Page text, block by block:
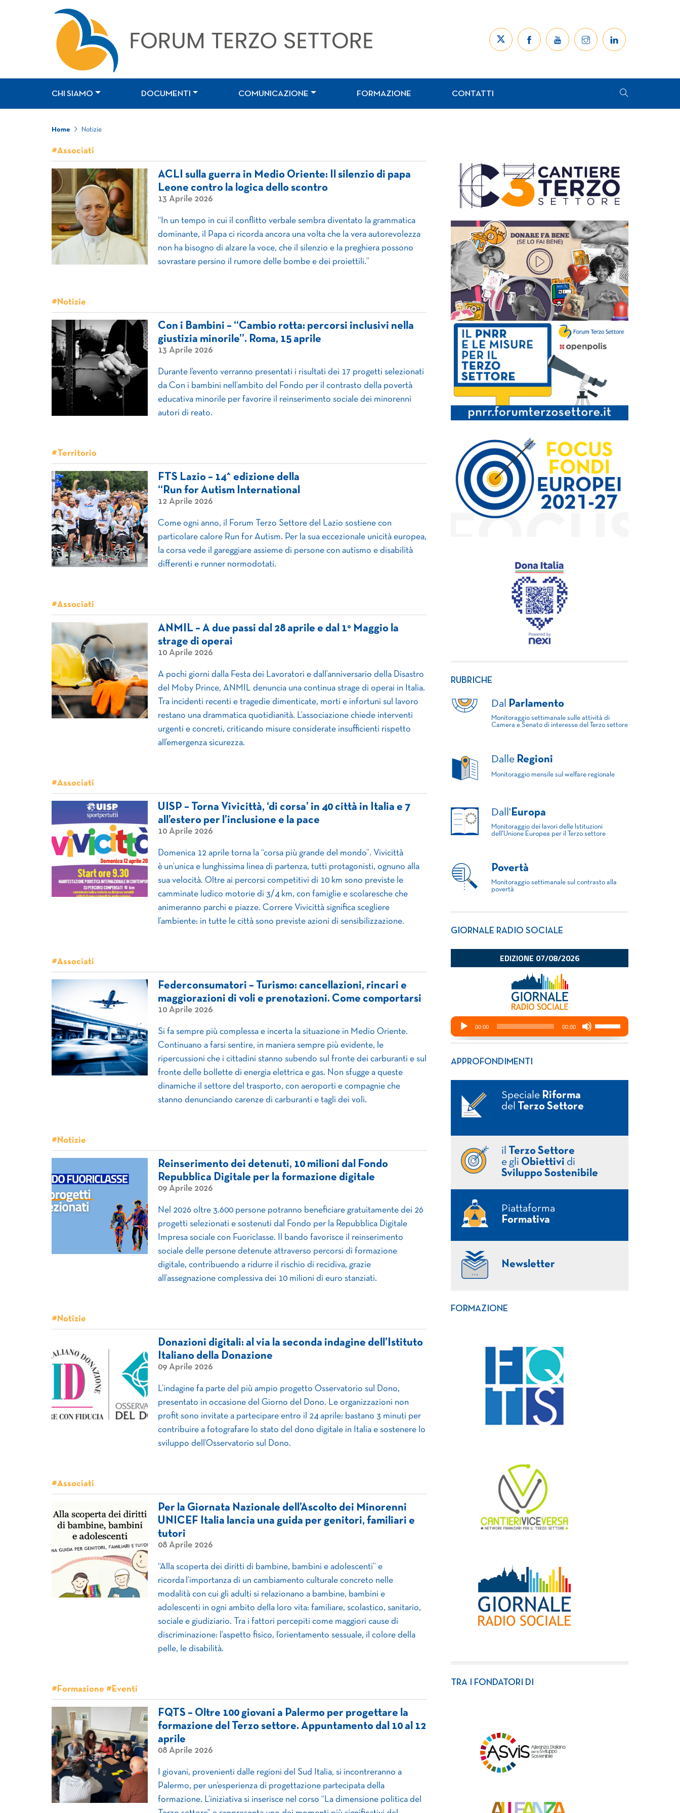
CHI SIAMO DOCUMENTI COMUNICAZIONE FORMAZIONE CONTATTI
Home Notizie
#Associati
ACLI sulla guerra in Medio Oriente: Il silenzio di papa
Leone contro la logica dello scontro
13 Aprile 2026
“In un tempo in cui il conflitto verbale sembra diventato la grammatica
dominante, il Papa ci ricorda ancora una volta che la vera autorevolezza
non ha bisogno di alzare la voce, che il silenzio e la preghiera possono
sovrastare persino il rumore delle bombe e dei proiettili.”
#Notizie
Con i Bambini – “Cambio rotta: percorsi inclusivi nella
giustizia minorile”. Roma, 15 aprile
13 Aprile 2026
Durante l’evento verranno presentati i risultati dei 17 progetti selezionati
da Con i bambini nell’ambito del Fondo per il contrasto della povertà
educativa minorile per favorire il reinserimento sociale dei minorenni
autori di reato.
#Territorio
FTS Lazio – 14^ edizione della
“Run for Autism International
12 Aprile 2026
Come ogni anno, il Forum Terzo Settore del Lazio sostiene con
particolare calore Run for Autism. Per la sua eccezionale unicità europea,
la corsa vede il gareggiare assieme di persone con autismo e disabilità
differenti e runner normodotati.
#Associati
ANMIL – A due passi dal 28 aprile e dal 1° Maggio la
strage di operai
10 Aprile 2026
A pochi giorni dalla Festa dei Lavoratori e dall’anniversario della Disastro
del Moby Prince, ANMIL denuncia una continua strage di operai in Italia.
Tra incidenti recenti e tragedie dimenticate, morti e infortuni sul lavoro
restano una drammatica quotidianità. L’associazione chiede interventi
urgenti e concreti, criticando misure considerate insufficienti rispetto
all’emergenza sicurezza.
#Associati
UISP – Torna Vivicittà, ‘di corsa’ in 40 città in Italia e 7
all’estero per l’inclusione e la pace
10 Aprile 2026
Domenica 12 aprile torna la “corsa più grande del mondo”. Vivicittà
è un’unica e lunghissima linea di partenza, tutti protagonisti, ognuno alla
sua velocità. Oltre ai percorsi competitivi di 10 km sono previste le
camminate ludico motorie di 3/4 km, con famiglie e scolaresche che
animeranno parchi e piazze. Correre Vivicittà significa scegliere
l’ambiente: in tutte le città sono previste azioni di sensibilizzazione.
#Associati
Federconsumatori – Turismo: cancellazioni, rincari e
maggiorazioni di voli e prenotazioni. Come comportarsi
10 Aprile 2026
Si fa sempre più complessa e incerta la situazione in Medio Oriente.
Continuano a farsi sentire, in maniera sempre più evidente, le
ripercussioni che i cittadini stanno subendo sul fronte dei carburanti e sul
fronte delle bollette di energia elettrica e gas. Non sfugge a queste
dinamiche il settore del trasporto, con aeroporti e compagnie che
stanno denunciando carenze di carburanti e tagli dei voli.
#Notizie
Reinserimento dei detenuti, 10 milioni dal Fondo
Repubblica Digitale per la formazione digitale
09 Aprile 2026
Nel 2026 oltre 3.600 persone potranno beneficiare gratuitamente dei 26
progetti selezionati e sostenuti dal Fondo per la Repubblica Digitale
Impresa sociale con Fuoriclasse. Il bando favorisce il reinserimento
sociale delle persone detenute attraverso percorsi di formazione
digitale, contribuendo a ridurre il rischio di recidiva, grazie
all’assegnazione complessiva dei 10 milioni di euro stanziati.
#Notizie
Donazioni digitali: al via la seconda indagine dell’Istituto
Italiano della Donazione
09 Aprile 2026
L’indagine fa parte del più ampio progetto Osservatorio sul Dono,
presentato in occasione del Giorno del Dono. Le organizzazioni non
profit sono invitate a partecipare entro il 24 aprile: bastano 3 minuti per
contribuire a fotografare lo stato del dono digitale in Italia e sostenere lo
sviluppo dell’Osservatorio sul Dono.
#Associati
Per la Giornata Nazionale dell’Ascolto dei Minorenni
UNICEF Italia lancia una guida per genitori, familiari e
tutori
08 Aprile 2026
“Alla scoperta dei diritti di bambine, bambini e adolescenti” e
ricorda l’importanza di un cambiamento culturale concreto nelle
modalità con cui gli adulti si relazionano a bambine, bambini e
adolescenti in ogni ambito della loro vita: familiare, scolastico, sanitario,
sociale e giudiziario. Tra i fattori percepiti come maggiori cause di
discriminazione: l’aspetto fisico, l’orientamento sessuale, il colore della
pelle, le disabilità.
#Formazione #Eventi
FQTS – Oltre 100 giovani a Palermo per progettare la
formazione del Terzo settore. Appuntamento dal 10 al 12
aprile
08 Aprile 2026
I giovani, provenienti dalle regioni del Sud Italia, si incontreranno a
Palermo, per un’esperienza di progettazione partecipata della
formazione. L’iniziativa si inserisce nel corso “La dimensione politica del
RUBRICHE
Dal Parlamento
Monitoraggio settimanale sulle attività di
Camera e Senato di interesse del Terzo settore
Dalle Regioni
Monitoraggio mensile sul welfare regionale
Dall' Europa
Monitoraggio dei lavori delle Istituzioni
dell'Unione Europea per il Terzo settore
Povertà
Monitoraggio settimanale sul contrasto alla
povertà
GIORNALE RADIO SOCIALE
APPROFONDIMENTI
Speciale Riforma
del
Terzo Settore
il
Terzo Settore
e gli Obiettivi di
Sviluppo Sostenibile
Piattaforma
Formativa
Newsletter
FORMAZIONE
TRA I FONDATORI DI